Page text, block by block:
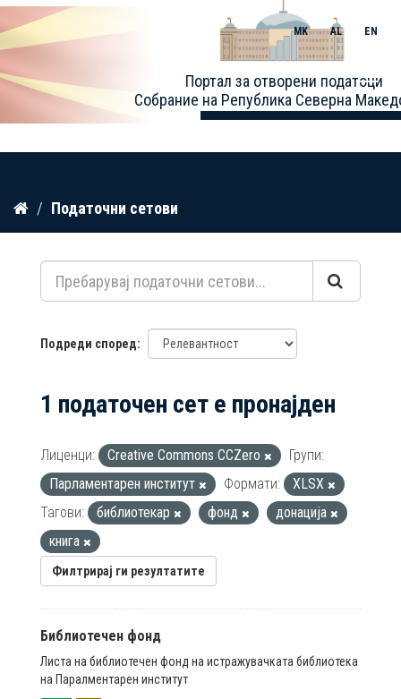
Прескокнете
содржина
Портал за отворени податоци
Собрание на Република Северна
MK AL EN
Toggle
Податочни сетови
Подреди според
1 податочен сет е пронајден
Лиценци: Creative Commons CCZero
Групи:
Парламентарен институт
Формати:
XLSX
Тагови:
библиотекар фонд
донација
книга
Филтрирај ги резултатите
Библиотечен фонд
Листа на библиотечен фонд на истражувачката библиотека
на Паралментарен институт